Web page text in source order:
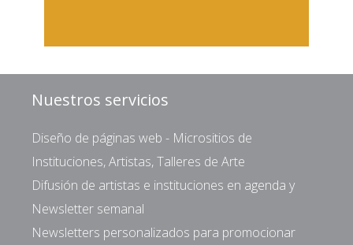
Nuestros servicios
Diseño de páginas web - Micrositios de
Instituciones, Artistas, Talleres de Arte
Difusión de artistas e instituciones en agenda y
Newsletter semanal
Newsletters personalizados para promocionar